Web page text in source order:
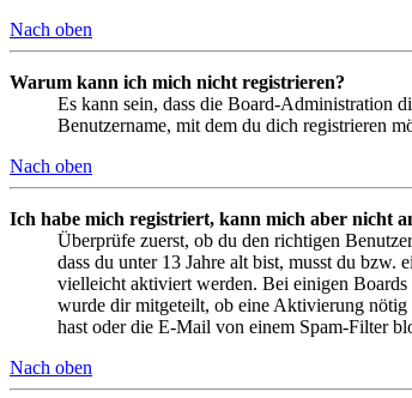
Nach oben
Warum kann ich mich nicht registrieren?
Es kann sein, dass die Board-Administration
Benutzername, mit dem du dich registrieren
Nach oben
Ich habe mich registriert, kann mich aber nicht
Überprüfe zuerst, ob du den richtigen
dass du unter 13 Jahre alt bist, musst du
vielleicht aktiviert werden. Bei einigen Boards
wurde dir mitgeteilt, ob eine Aktivierung nötig
hast oder die E-Mail von einem Spam-Filter
Nach oben